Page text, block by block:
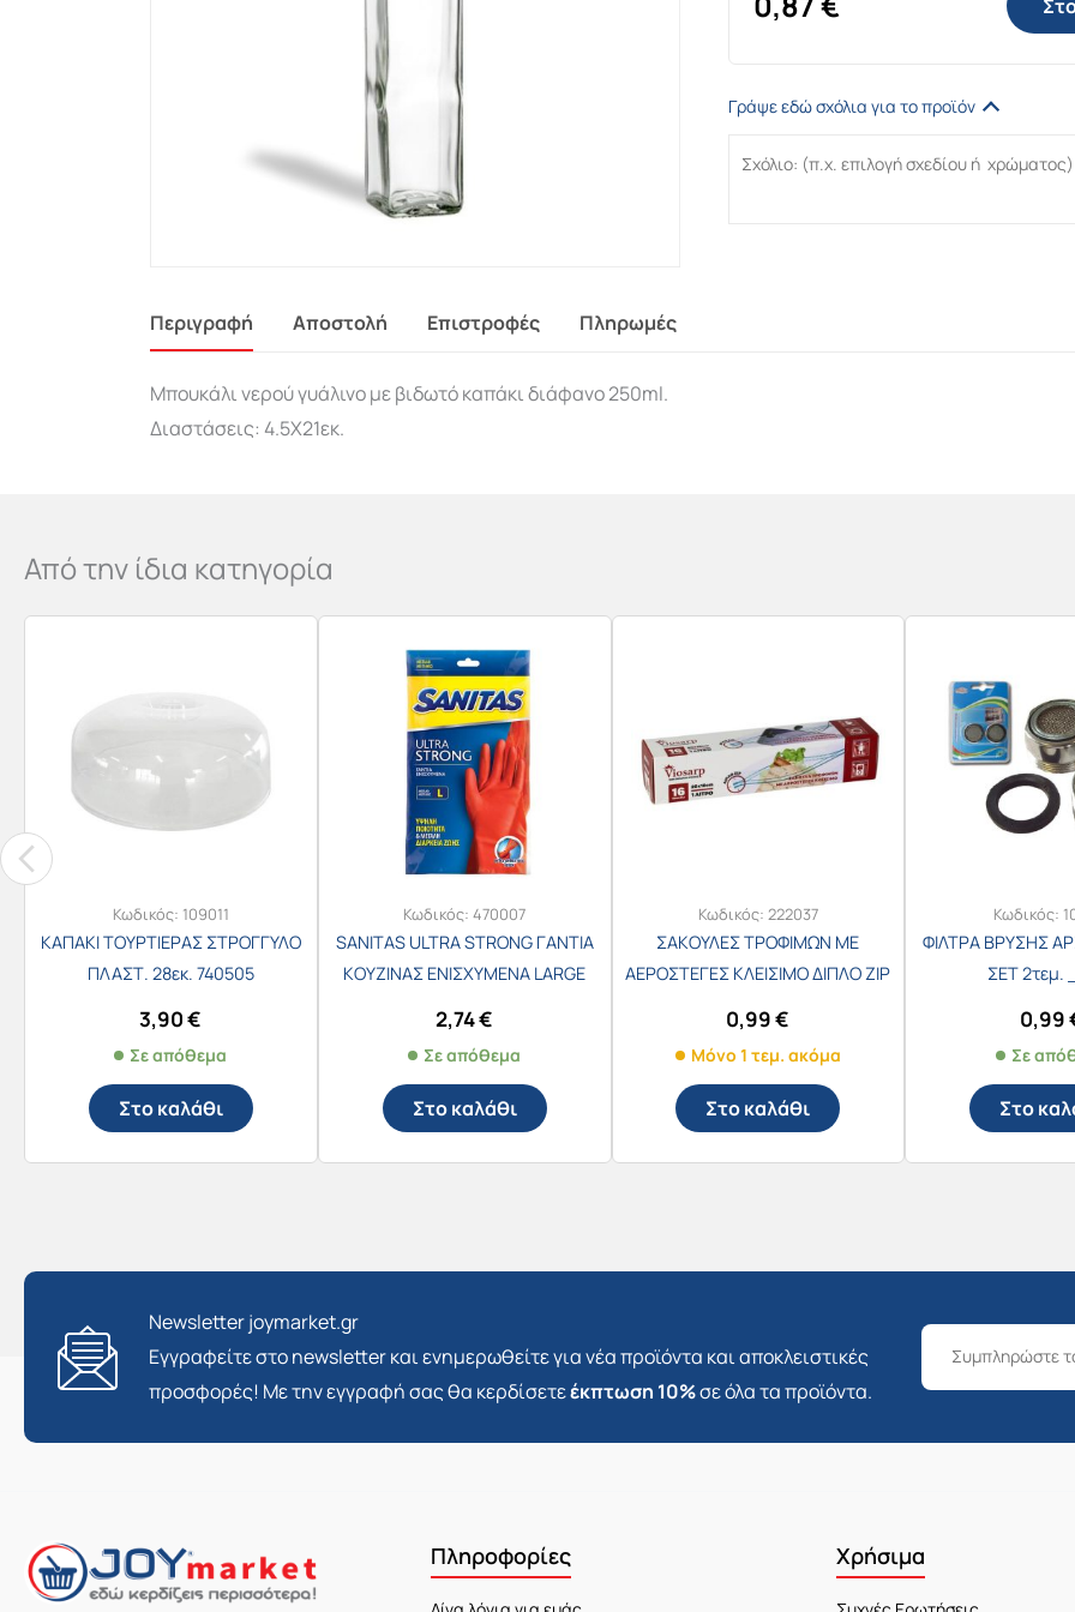
Γράψε εδώ σχόλια για το προϊόν
Περιγραφή Αποστολή Επιστροφές Πληρωμές
Μπουκάλι νερού γυάλινο με βιδωτό καπάκι διάφανο 250ml.
Διαστάσεις: 4.5X21εκ.
Από την ίδια κατηγορία
Κωδικός: 109011
ΚΑΠΑΚΙ ΤΟΥΡΤΙΕΡΑΣ ΣΤΡΟΓΓΥΛΟ
ΠΛΑΣΤ. 28εκ. 740505
3,90€
Σε απόθεμα
Στο καλάθι
Κωδικός:470007
SANITAS ULTRA STRONG ΓΑΝΤΙΑ
ΚΟΥΖΙΝΑΣ ΕΝΙΣΧΥΜΕΝΑ LARGE
2,74€
Σε απόθεμα
Στο καλάθι
Κωδικός: 222037
ΣΑΚΟΥΛΕΣ ΤΡΟΦΙΜΩΝ ΜΕ
ΑΕΡΟΣΤΕΓΕΣ ΚΛΕΙΣΙΜΟ ΔΙΠΛΟ ZIP
0,99€
Μόνο 1 τεμ. ακόμα
Στο καλάθι
Κωδικός:
ΦΙΛΤΡΑ ΒΡΥΣΗΣ
ΣΕΤ 2τεμ.
0,99
Σε
Στο
Newsletter joymarket.gr
Εγγραφείτε στο newsletter και ενημερωθείτε για νέα προϊόντα και αποκλειστικές
προσφορές! Με την εγγραφή σας θα κερδίσετεέκπτωση 10%σε όλα τα προϊόντα.
Πληροφορίες Χρήσιμα